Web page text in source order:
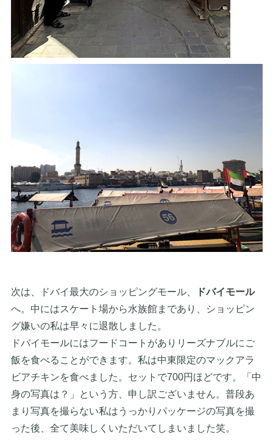
次は、ドバイ最大のショッピングモール、
ドバイモール
へ。中にはスケート場から水族館まであり、ショッピン
グ嫌いの私は早々に退散しました。
ドバイモールにはフードコートがありリーズナブルにご
飯を食べることができます。私は中東限定のマックアラ
ビアチキンを食べました。セットで700円ほどです。「中
身の写真は？」という方、申し訳ございません。普段あ
まり写真を撮らない私はうっかりパッケージの写真を撮
った後、全て美味しくいただいてしまいました笑。